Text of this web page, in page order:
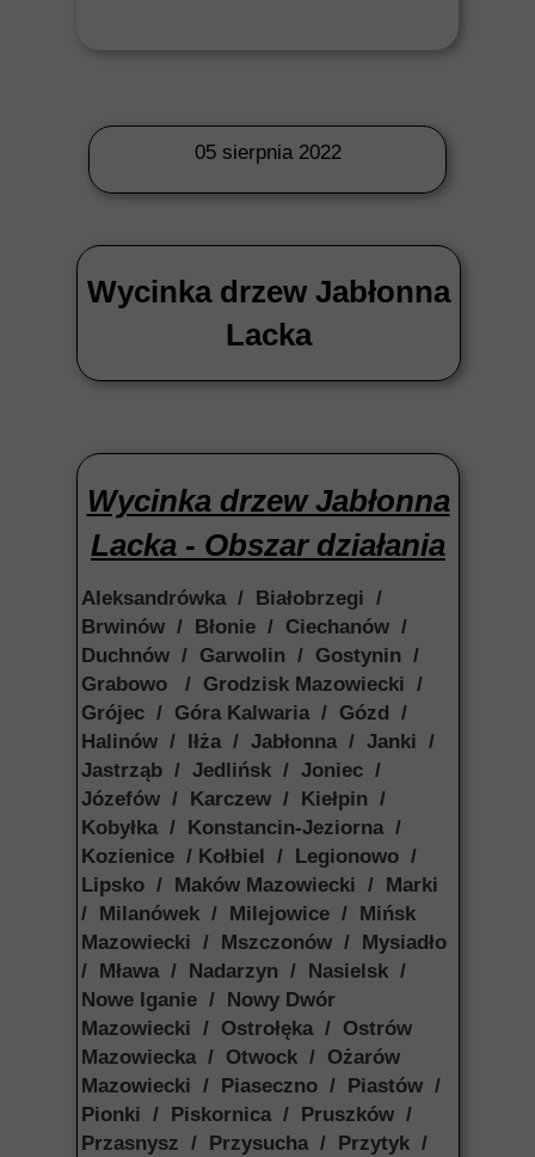
05 sierpnia 2022
Wycinka drzew Jabłonna
Lacka
Wycinka drzew Jabłonna
Lacka - Obszar działania
Aleksandrówka / Białobrzegi /
Brwinów / Błonie / Ciechanów /
Duchnów / Garwolin / Gostynin /
Grabowo / Grodzisk Mazowiecki /
Grójec / Góra Kalwaria / Gózd /
Halinów / Iłża / Jabłonna / Janki /
Jastrząb / Jedlińsk / Joniec /
Józefów / Karczew / Kiełpin /
Kobyłka / Konstancin-Jeziorna /
Kozienice / Kołbiel / Legionowo /
Lipsko / Maków Mazowiecki / Marki
/ Milanówek / Milejowice / Mińsk
Mazowiecki / Mszczonów / Mysiadło
/ Mława / Nadarzyn / Nasielsk /
Nowe Iganie / Nowy Dwór
Mazowiecki / Ostrołęka / Ostrów
Mazowiecka / Otwock / Ożarów
Mazowiecki / Piaseczno / Piastów /
Pionki / Piskornica / Pruszków /
Przasnysz / Przysucha / Przytyk /